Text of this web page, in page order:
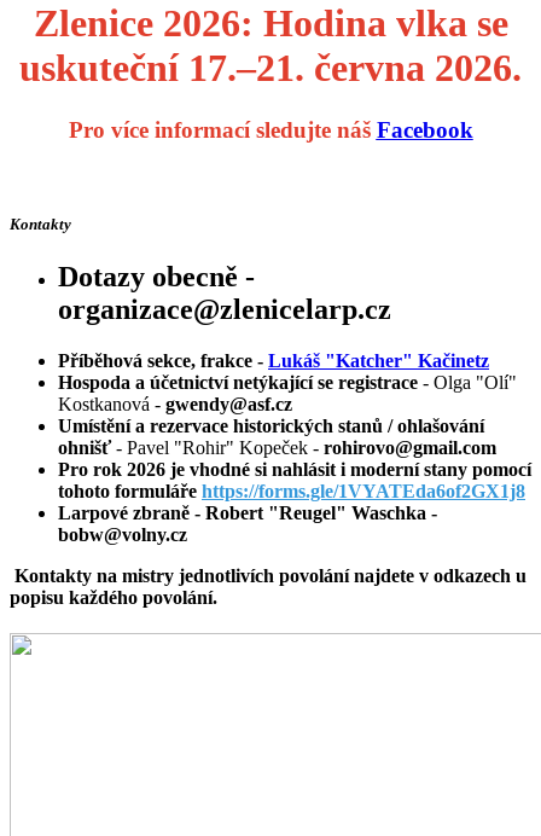
Zlenice 2026: Hodina vlka se
uskuteční 17.–21. června 2026.
Pro více informací sledujte náš Facebook
Kontakty
Dotazy obecně -
organizace@zlenicelarp.cz
Příběhová sekce, frakce - Lukáš "Katcher" Kačinetz
Hospoda a účetnictví netýkající se registrace - Olga "Olí"
Kostkanová - gwendy@asf.cz
Umístění a rezervace historických stanů / ohlašování
ohnišť- Pavel "Rohir" Kopeček - rohirovo@gmail.com
Pro rok 2026 je vhodné si nahlásit i moderní stany pomocí
tohoto formuláře https://forms.gle/1VYATEda6of2GX1j8
Larpové zbraně - Robert "Reugel" Waschka -
bobw@volny.cz
Kontakty na mistry jednotlivích povolání najdete v odkazech u
popisu každého povolání.